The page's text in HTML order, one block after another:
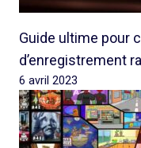
Guide ultime pour
d’enregistrement
6 avril 2023